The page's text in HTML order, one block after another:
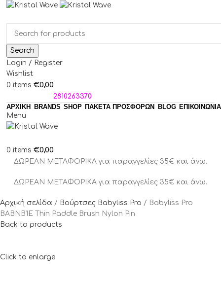
Search
Login / Register
Wishlist
0 items €0,00
2810263370
ΑΡΧΙΚΗ
BRANDS SHOP ΠΑΚΈΤΑ ΠΡΟΣΦΟΡΏΝ BLOG ΕΠΙΚΟΙΝΩΝΙΑ
Menu
0 items €0,00
ΔΩΡΕΑΝ ΜΕΤΑΦΟΡΙΚΑ για παραγγελίες 35€ και άνω.
ΔΩΡΕΑΝ ΜΕΤΑΦΟΡΙΚΑ για παραγγελίες 35€ και άνω.
Αρχική σελίδα Βούρτσες Babyliss Pro
Babyliss Pro
BABNB1E Thin Paddle Brush Nylon Pin
Back to products
Click to enlarge